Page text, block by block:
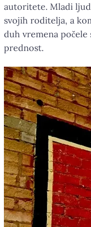
autoritete. Mladi
svojih roditelja, a
duh vremena
prednost.